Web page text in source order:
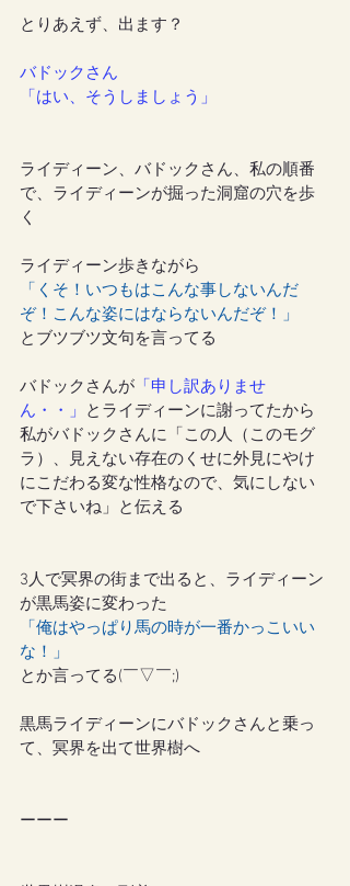
とりあえず、出ます？
バドックさん
「はい、そうしましょう」
ライディーン、バドックさん、私の順番
で、ライディーンが掘った洞窟の穴を歩
く
ライディーン歩きながら
「くそ！いつもはこんな事しないんだ
ぞ！こんな姿にはならないんだぞ！」
とブツブツ文句を言ってる
バドックさんが 「申し訳ありませ
ん・・」
とライディーンに謝ってたから
私がバドックさんに「この人（このモグ
ラ）、見えない存在のくせに外見にやけ
にこだわる変な性格なので、気にしない
で下さいね」と伝える
3人で冥界の街まで出ると、ライディーン
が黒馬姿に変わった
「俺はやっぱり馬の時が一番かっこいい
な！」
とか言ってる(￣▽￣;)
黒馬ライディーンにバドックさんと乗っ
て、冥界を出て世界樹へ
ーーー